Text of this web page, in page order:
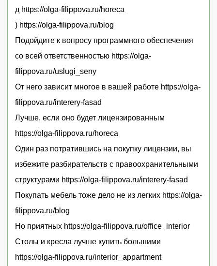
д https://olga-filippova.ru/horeca
) https://olga-filippova.ru/blog
Подойдите к вопросу программного обеспечения
со всей ответственностью https://olga-
filippova.ru/uslugi_seny
От него зависит многое в вашей работе https://olga-
filippova.ru/interery-fasad
Лучше, если оно будет лицензированным
https://olga-filippova.ru/horeca
Один раз потратившись на покупку лицензии, вы
избежите разбирательств с правоохранительными
структурами https://olga-filippova.ru/interery-fasad
Покупать мебель тоже дело не из легких https://olga-
filippova.ru/blog
Но приятных https://olga-filippova.ru/office_interior
Столы и кресла лучше купить большими
https://olga-filippova.ru/interior_appartment